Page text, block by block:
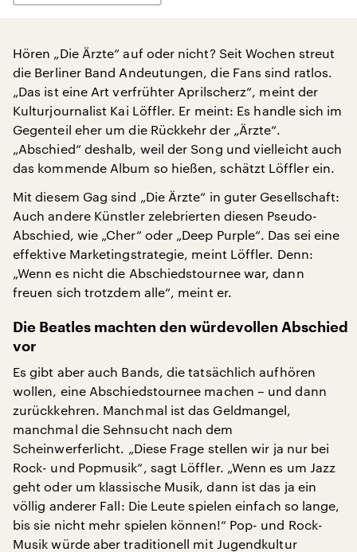
Hören „Die Ärzte“ auf oder nicht? Seit Wochen streut
die Berliner Band Andeutungen, die Fans sind ratlos.
„Das ist eine Art verfrühter Aprilscherz“, meint der
Kulturjournalist Kai Löffler. Er meint: Es handle sich im
Gegenteil eher um die Rückkehr der „Ärzte“.
„Abschied“ deshalb, weil der Song und vielleicht auch
das kommende Album so hießen, schätzt Löffler ein.
Mit diesem Gag sind „Die Ärzte“ in guter Gesellschaft:
Auch andere Künstler zelebrierten diesen Pseudo-
Abschied, wie „Cher“ oder „Deep Purple“. Das sei eine
effektive Marketingstrategie, meint Löffler. Denn:
„Wenn es nicht die Abschiedstournee war, dann
freuen sich trotzdem alle“, meint er.
Die Beatles machten den würdevollen Abschied
vor
Es gibt aber auch Bands, die tatsächlich aufhören
wollen, eine Abschiedstournee machen – und dann
zurückkehren. Manchmal ist das Geldmangel,
manchmal die Sehnsucht nach dem
Scheinwerferlicht. „Diese Frage stellen wir ja nur bei
Rock- und Popmusik“, sagt Löffler. „Wenn es um Jazz
geht oder um klassische Musik, dann ist das ja ein
völlig anderer Fall: Die Leute spielen einfach so lange,
bis sie nicht mehr spielen können!“ Pop- und Rock-
Musik würde aber traditionell mit Jugendkultur